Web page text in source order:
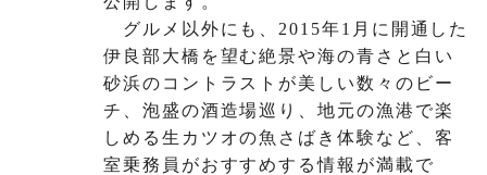
グルメ以外にも、2015年1月に開通した
伊良部大橋を望む絶景や海の青さと白い
砂浜のコントラストが美しい数々のビー
チ、泡盛の酒造場巡り、地元の漁港で楽
しめる生カツオの魚さばき体験など、客
室乗務員がおすすめする情報が満載で